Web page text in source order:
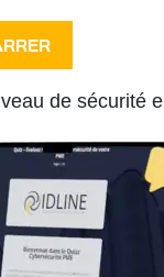
de sécurité
sur nos
besoins et
après des «
Pour
dédiée .